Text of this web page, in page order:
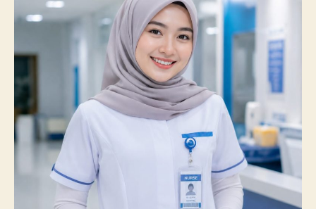
100%
Mahasiswanya
Kompetensi
Nasional